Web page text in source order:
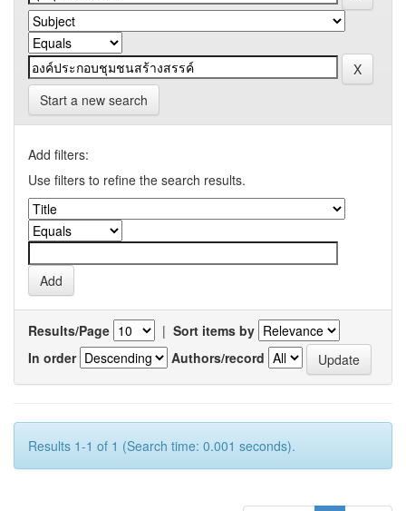
Start a new search
Add filters:
Use filters to refine the search results.
Results/Page | Sort items by
In order
Authors/record
Results 1-1 of 1 (Search time: 0.001 seconds).